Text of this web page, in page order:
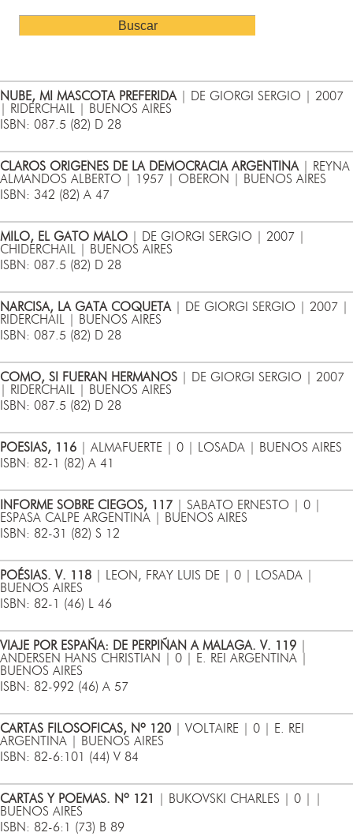
NUBE, MI MASCOTA PREFERIDA | DE GIORGI SERGIO | 2007
| RIDERCHAIL | BUENOS AIRES
ISBN: 087.5 (82) D 28
CLAROS ORIGENES DE LA DEMOCRACIA ARGENTINA | REYNA
ALMANDOS ALBERTO | 1957 | OBERON | BUENOS AIRES
ISBN: 342 (82) A 47
MILO, EL GATO MALO | DE GIORGI SERGIO | 2007 |
CHIDERCHAIL | BUENOS AIRES
ISBN: 087.5 (82) D 28
NARCISA, LA GATA COQUETA | DE GIORGI SERGIO | 2007 |
RIDERCHAIL | BUENOS AIRES
ISBN: 087.5 (82) D 28
COMO, SI FUERAN HERMANOS | DE GIORGI SERGIO | 2007
| RIDERCHAIL | BUENOS AIRES
ISBN: 087.5 (82) D 28
POESIAS, 116 | ALMAFUERTE | 0 | LOSADA | BUENOS AIRES
ISBN: 82-1 (82) A 41
INFORME SOBRE CIEGOS, 117 | SABATO ERNESTO | 0 |
ESPASA CALPE ARGENTINA | BUENOS AIRES
ISBN: 82-31 (82) S 12
POÉSIAS. V. 118 | LEON, FRAY LUIS DE | 0 | LOSADA |
BUENOS AIRES
ISBN: 82-1 (46) L 46
VIAJE POR ESPAÑA: DE PERPIÑAN A MALAGA. V. 119
ANDERSEN HANS CHRISTIAN | 0 | E. REI ARGENTINA |
BUENOS AIRES
ISBN: 82-992 (46) A 57
CARTAS FILOSOFICAS, Nº 120 | VOLTAIRE | 0 | E. REI
ARGENTINA | BUENOS AIRES
ISBN: 82-6:101 (44) V 84
CARTAS Y POEMAS. Nº 121
| BUKOVSKI CHARLES | 0 | |
BUENOS AIRES
ISBN: 82-6:1 (73) B 89